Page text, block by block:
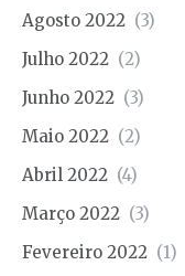
Agosto 2022 (3)
Julho 2022 (2)
Junho 2022 (3)
Maio 2022 (2)
Abril 2022 (4)
Março 2022 (3)
Fevereiro 2022 (1)